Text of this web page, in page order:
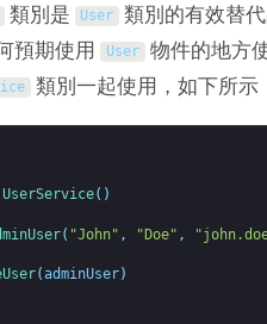
類別是 User
類別的有效替
預期使用
User 物件的地方
類別一起使用，如下所示
UserService( )
( "John" , "Doe" ,
(adminUser)